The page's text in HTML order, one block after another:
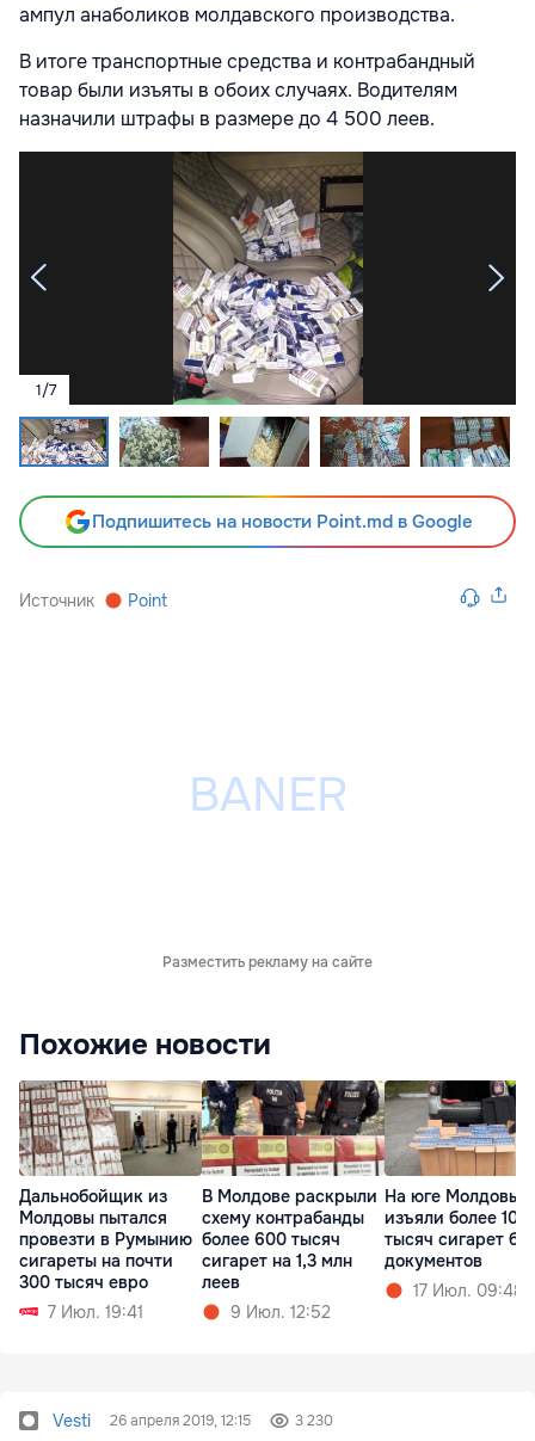
ампул анаболиков молдавского производства.
В итоге транспортные средства и контрабандный
товар были изъяты в обоих случаях. Водителям
назначили штрафы в размере до 4 500 леев.
1/7
Подпишитесь на новости Point.md в Google
Источник Point
Разместить рекламу на сайте
Похожие новости
Дальнобойщик из
Молдовы пытался
провезти в Румынию
сигареты на почти
300 тысяч евро
7 Июл. 19:41
В Молдове раскрыли
схему контрабанды
более 600 тысяч
сигарет на 1,3 млн
леев
9 Июл. 12:52
На юге Молдовы
изъяли более 100
тысяч сигарет без
документов
17 Июл. 09:48
Vesti 26 апреля 2019, 12:15 3 230